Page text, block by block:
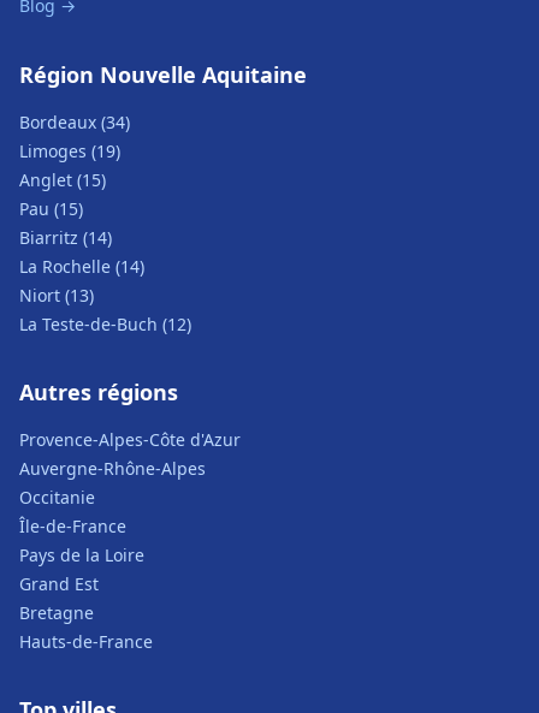
Blog →
Région Nouvelle Aquitaine
Bordeaux (34)
Limoges (19)
Anglet (15)
Pau (15)
Biarritz (14)
La Rochelle (14)
Niort (13)
La Teste-de-Buch (12)
Autres régions
Provence-Alpes-Côte d'Azur
Auvergne-Rhône-Alpes
Occitanie
Île-de-France
Pays de la Loire
Grand Est
Bretagne
Hauts-de-France